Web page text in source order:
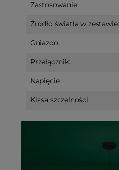
Zastosowanie:
Źródło światła w zestawie:
Gniazdo:
Przełącznik:
Napięcie:
Klasa szczelności: